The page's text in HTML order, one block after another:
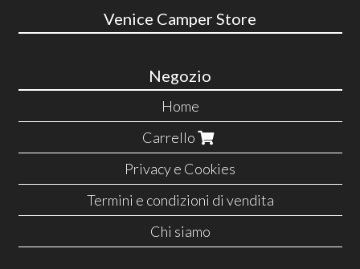
Venice Camper Store
Negozio
Home
Carrello
Privacy e Cookies
Termini e condizioni di vendita
Chi siamo